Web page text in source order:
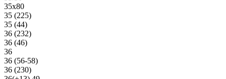
35х80
35 (225)
35 (44)
36 (232)
36 (46)
36
36 (56-58)
36 (230)